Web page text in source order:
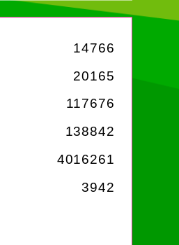
14766
20165
117676
138842
4016261
3942